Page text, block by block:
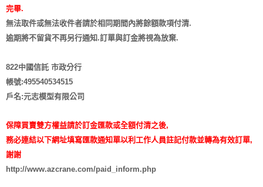
完畢.
無法取件或無法收件者請於相同期間內將餘額款項付清.
逾期將不留貨不再另行通知 .訂單與訂金將視為放棄.
822中國信託 市政分行
帳號:495540534515
戶名:元志模型有限公司
保障買賣雙方權益請於訂金匯款或全額付清之後,
務必連結以下網址填寫匯款通知單以利工作人員註記付款並轉為有效訂單,
謝謝
http://www.azcrane.com/paid_inform.php